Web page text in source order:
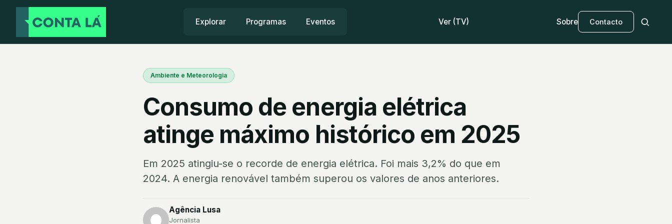
Explorar Programas Eventos Ver (TV) Sobre Contacto
Ambiente e Meteorologia
Consumo de energia elétrica
atinge máximo histórico em 2025
Em 2025 atingiu-se o recorde de energia elétrica. Foi mais 3,2% do que em
2024. A energia renovável também superou os valores de anos anteriores.
Agência Lusa
Jornalista